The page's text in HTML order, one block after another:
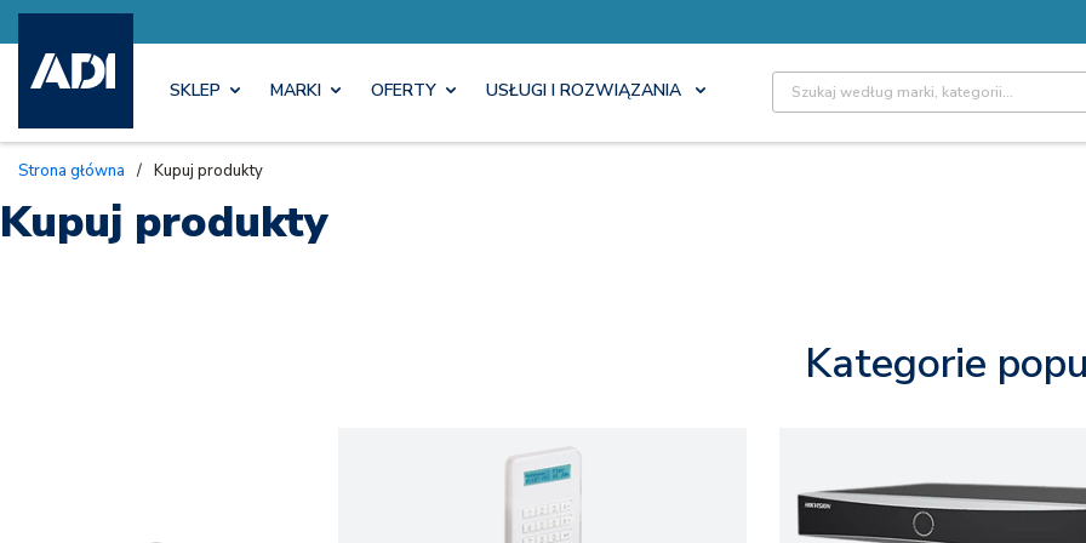
SKLEP MARKI OFERTY USŁUGI I ROZWIĄZANIA Site Search
Strona główna / Kupuj produkty
Kupuj produkty
Kategorie